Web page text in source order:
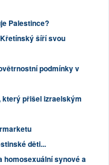
Palestince?
šíří svou
podmínky v
přišel izraelským
děti...
homosexuální synové a